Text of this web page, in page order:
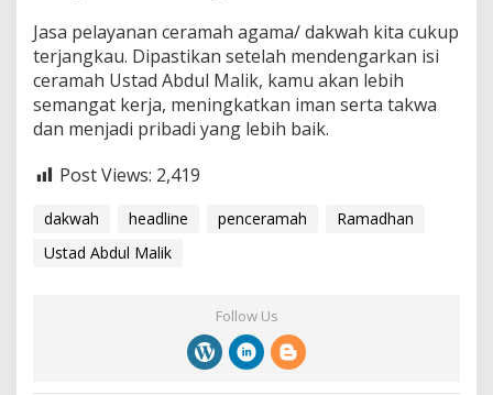
Jasa pelayanan ceramah agama/ dakwah kita cukup
terjangkau. Dipastikan setelah mendengarkan isi
ceramah Ustad Abdul Malik, kamu akan lebih
semangat kerja, meningkatkan iman serta takwa
dan menjadi pribadi yang lebih baik.
Post Views: 2,419
dakwah headline penceramah
Ramadhan
Ustad Abdul Malik
Follow Us